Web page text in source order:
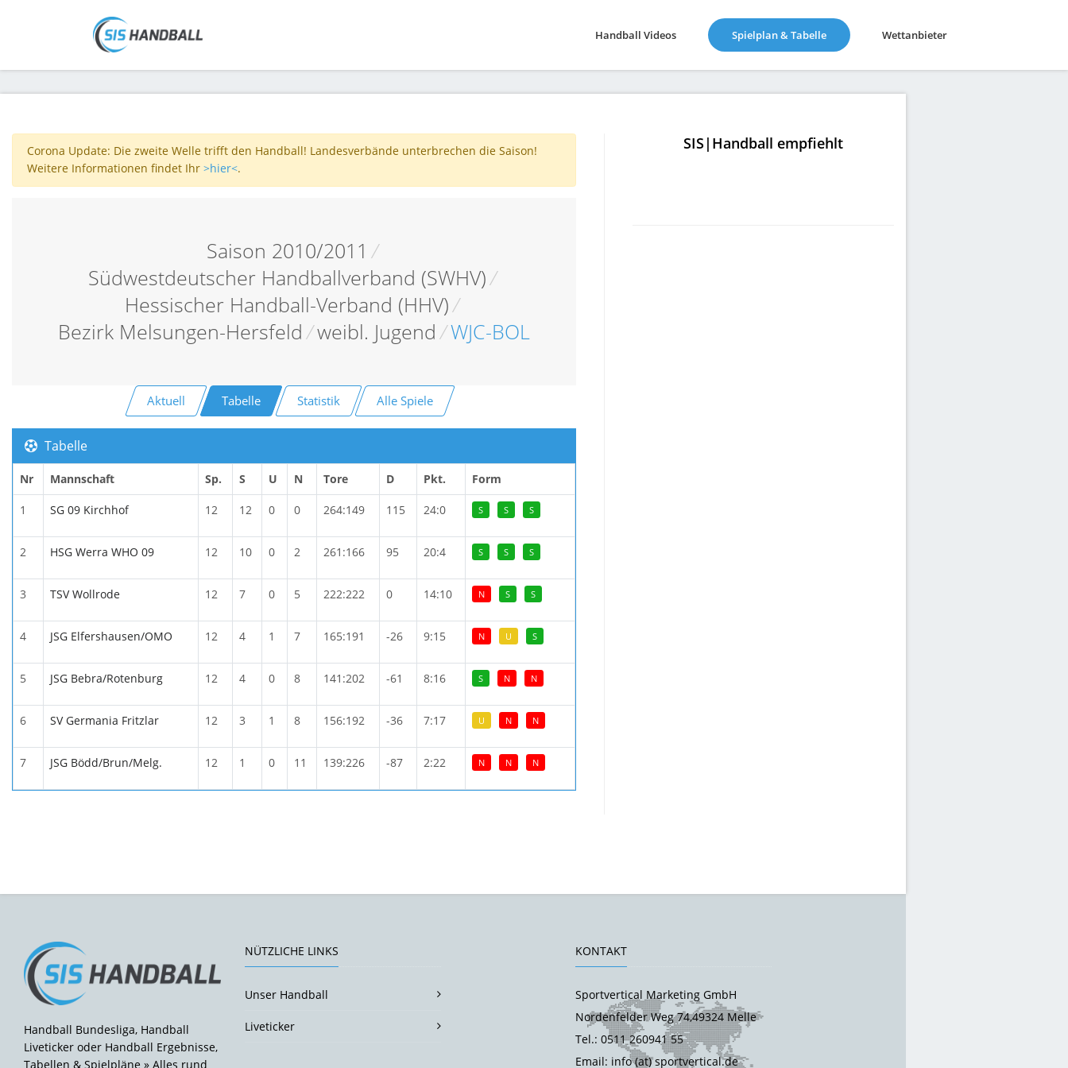
Handball Videos Spielplan & Tabelle(current) Wettanbieter
Corona Update: Die zweite Welle trifft den Handball! Landesverbände unterbrechen die Saison!
Weitere Informationen findet Ihr >hier<.
Saison 2010/2011 /
Südwestdeutscher Handballverband (SWHV)/
Hessischer Handball-Verband (HHV)/
Bezirk Melsungen-Hersfeld /weibl. Jugend /WJC-BOL
Aktuell Tabelle Statistik Alle Spiele
Tabelle
Nr Mannschaft Sp. S U N Tore D Pkt. Form
1 SG 09 Kirchhof 12 12 0 0 264:149 115 24:0 S S S
2 HSG Werra WHO 09 12 10 0 2 261:166 95 20:4 S S S
3 TSV Wollrode 12 7 0 5 222:222 0 14:10 N S S
4 JSG Elfershausen/OMO 12 4 1 7 165:191 -26 9:15 N U S
5 JSG Bebra/Rotenburg 12 4 0 8 141:202 -61 8:16 S N N
6 SV Germania Fritzlar 12 3 1 8 156:192 -36 7:17 U N N
7 JSG Bödd/Brun/Melg. 12 1 0 11 139:226 -87 2:22 N N N
SIS|Handball empfiehlt
Handball Bundesliga, Handball
Liveticker oder Handball Ergebnisse,
Tabellen & Spielpläne » Alles rund
NÜTZLICHE LINKS
Unser Handball
Liveticker
KONTAKT
Sportvertical Marketing GmbH
Nordenfelder Weg 74,49324 Melle
Tel.: 0511 260941 55
Email: info (at) sportvertical.de